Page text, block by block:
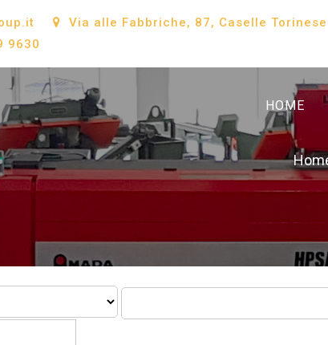
Via alle Fabbriche, 87, Caselle Torinese
9630
HOME